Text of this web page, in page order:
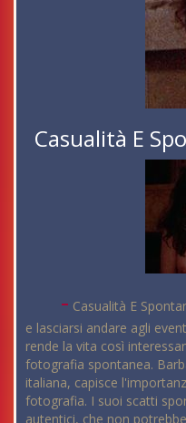
Casualità E
- Casualità E
e lasciarsi andare agli
rende la vita così
fotografia spontanea.
italiana, capisce
fotografia. I suoi scatti
autentici, che non